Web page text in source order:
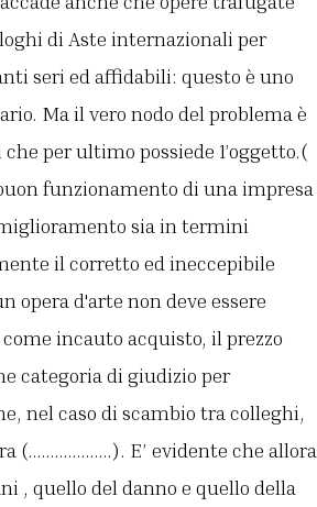
di Aste internazionali per
seri ed affidabili: questo è uno
Ma il vero nodo del problema è
per ultimo possiede 1’oggetto.(
funzionamento di una impresa
sia in termini
il corretto ed ineccepibile
opera d'arte non deve essere
incauto acquisto, il prezzo
categoria di giudizio per
nel caso di scambio tra colleghi,
(……………….). E’ evidente che allora
, quello del danno e quello della